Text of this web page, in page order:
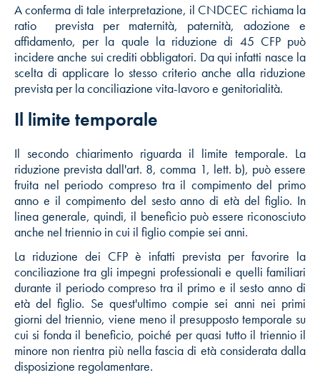
A conferma di tale interpretazione, il CNDCEC richiama la
ratio prevista per maternità, paternità, adozione e
affidamento, per la quale la riduzione di 45 CFP può
incidere anche sui crediti obbligatori. Da qui infatti nasce la
scelta di applicare lo stesso criterio anche alla riduzione
prevista per la conciliazione vita-lavoro e genitorialità.
Il limite temporale
Il secondo chiarimento riguarda il limite temporale. La
riduzione prevista dall'art. 8, comma 1, lett. b), può essere
fruita nel periodo compreso tra il compimento del primo
anno e il compimento del sesto anno di età del figlio. In
linea generale, quindi, il beneficio può essere riconosciuto
anche nel triennio in cui il figlio compie sei anni.
La riduzione dei CFP è infatti prevista per favorire la
conciliazione tra gli impegni professionali e quelli familiari
durante il periodo compreso tra il primo e il sesto anno di
età del figlio. Se quest'ultimo compie sei anni nei primi
giorni del triennio, viene meno il presupposto temporale su
cui si fonda il beneficio, poiché per quasi tutto il triennio il
minore non rientra più nella fascia di età considerata dalla
disposizione regolamentare.